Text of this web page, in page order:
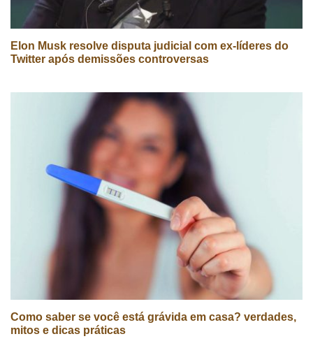
Elon Musk resolve disputa judicial com ex-líderes do
Twitter após demissões controversas
Como saber se você está grávida em casa? verdades,
mitos e dicas práticas